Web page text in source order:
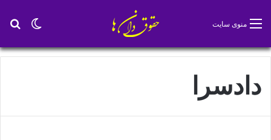
تغییر منوی سایت
دادسرا